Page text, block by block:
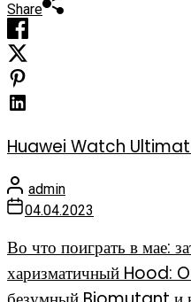
Share
Huawei Watch
admin
04.04.2023
Во что поиграть в мае:
харизматичный Hood: